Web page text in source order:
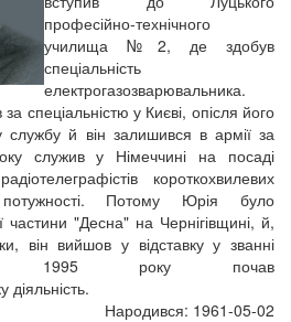
професійно-технічного
училища №2, де здобув
спеціальність
електрогазозварювальника.
спеціальністю у Києві, опісля його
службу й він залишився в армії за
служив у Німеччині на посаді
короткохвилевих
потужності. Потому Юрія було
частини "Десна" на Чернігівщині, й,
він вийшов у відставку у званні
1995 року почав
Народився: 1961-05-02